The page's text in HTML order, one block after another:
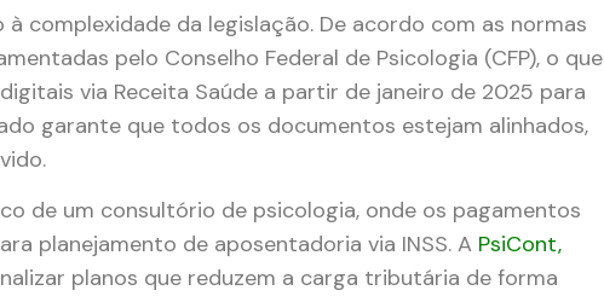
complexidade da legislação. De acordo com as normas
pelo Conselho Federal de Psicologia (CFP), o que
via Receita Saúde a partir de janeiro de 2025 para
garante que todos os documentos estejam alinhados,
de um consultório de psicologia, onde os pagamentos
planejamento de aposentadoria via INSS. A PsiCont,
planos que reduzem a carga tributária de forma